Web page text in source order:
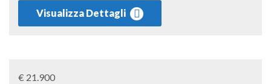
Visualizza Dettagli
Confronta
€ 21.900